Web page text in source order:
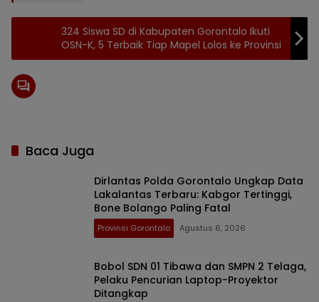
324 Siswa SD di Kabupaten Gorontalo Ikuti
OSN-K, 5 Terbaik Tiap Mapel Lolos ke Provinsi
Baca Juga
Dirlantas Polda Gorontalo Ungkap Data
Lakalantas Terbaru: Kabgor Tertinggi,
Bone Bolango Paling Fatal
Provinsi Gorontalo Agustus 6, 2026
Bobol SDN 01 Tibawa dan SMPN 2 Telaga,
Pelaku Pencurian Laptop-Proyektor
Ditangkap